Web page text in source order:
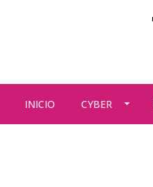
INICIO CYBER